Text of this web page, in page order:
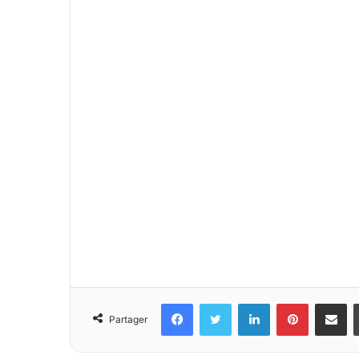
Partager
FacebookTwitter LinkedinPinterest